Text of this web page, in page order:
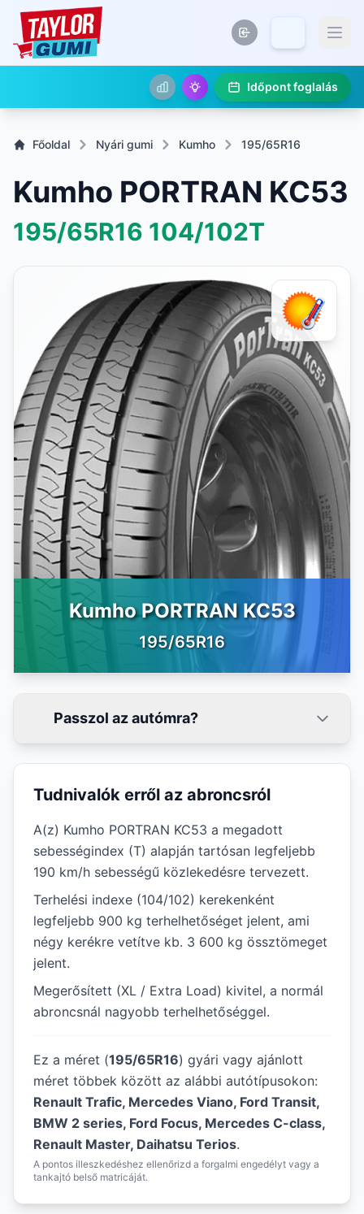
Időpont foglalás
Főoldal Nyári gumi Kumho 195/65R16
Kumho PORTRAN KC53
195/65R16 104/102T
Kumho PORTRAN KC53
195/65R16
Passzol az autómra?
Tudnivalók erről az abroncsról
A(z) Kumho PORTRAN KC53 a megadott
sebességindex (T) alapján tartósan legfeljebb
190 km/h sebességű közlekedésre tervezett.
Terhelési indexe (104/102) kerekenként
legfeljebb 900 kg terhelhetőséget jelent, ami
négy kerékre vetítve kb. 3 600 kg össztömeget
jelent.
Megerősített (XL / Extra Load) kivitel, a normál
abroncsnál nagyobb terhelhetőséggel.
Ez a méret (195/65R16) gyári vagy ajánlott
méret többek között az alábbi autótípusokon:
Renault Trafic, Mercedes Viano, Ford Transit,
BMW 2 series, Ford Focus, Mercedes C-class,
Renault Master, Daihatsu Terios.
A pontos illeszkedéshez ellenőrizd a forgalmi engedélyt vagy a
tankajtó belső matricáját.